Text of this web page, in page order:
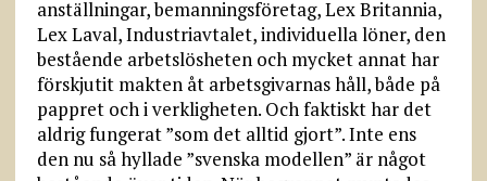
anställningar, bemanningsföretag, Lex Britannia,
Lex Laval, Industriavtalet, individuella löner, den
bestående arbetslösheten och mycket annat har
förskjutit makten åt arbetsgivarnas håll, både på
pappret och i verkligheten. Och faktiskt har det
aldrig fungerat ”som det alltid gjort”. Inte ens
den nu så hyllade ”svenska modellen” är något